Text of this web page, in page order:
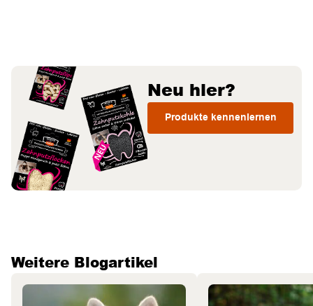
Neu hier?
Produkte kennenlernen
Weitere Blogartikel